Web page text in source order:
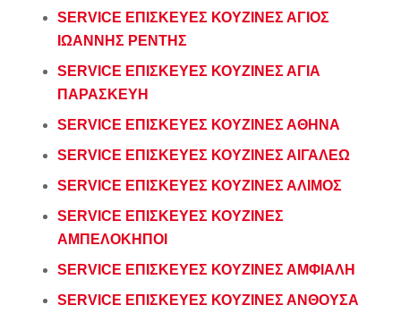
SERVICE ΕΠΙΣΚΕΥΕΣ ΚΟΥΖΙΝΕΣ ΑΓΙΟΣ
ΙΩΑΝΝΗΣ ΡΕΝΤΗΣ
SERVICE ΕΠΙΣΚΕΥΕΣ ΚΟΥΖΙΝΕΣ ΑΓΙΑ
ΠΑΡΑΣΚΕΥΗ
SERVICE ΕΠΙΣΚΕΥΕΣ ΚΟΥΖΙΝΕΣ ΑΘΗΝΑ
SERVICE ΕΠΙΣΚΕΥΕΣ ΚΟΥΖΙΝΕΣ ΑΙΓΑΛΕΩ
SERVICE ΕΠΙΣΚΕΥΕΣ ΚΟΥΖΙΝΕΣ ΑΛΙΜΟΣ
SERVICE ΕΠΙΣΚΕΥΕΣ ΚΟΥΖΙΝΕΣ
ΑΜΠΕΛΟΚΗΠΟΙ
SERVICE ΕΠΙΣΚΕΥΕΣ ΚΟΥΖΙΝΕΣ ΑΜΦΙΑΛΗ
SERVICE ΕΠΙΣΚΕΥΕΣ ΚΟΥΖΙΝΕΣ ΑΝΘΟΥΣΑ